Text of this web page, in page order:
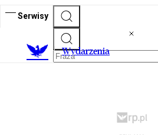
Serwisy
Wydarzenia